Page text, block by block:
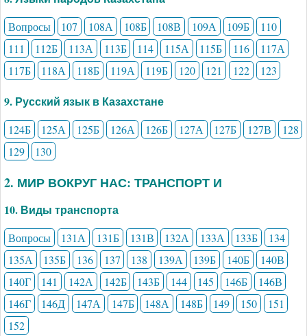
Вопросы 107 108А 108Б 108В 109А 109Б
110
111
112Б 113А 113Б 114 115А 115Б 116
117А
117Б
118А 118Б 119А 119Б 120 121 122 123
9. Русский язык в Казахстане
124Б 125А 125Б 126А 126Б 127А 127Б 127В
128
129
130
2. МИР ВОКРУГ НАС: ТРАНСПОРТ И
10. Виды транспорта
Вопросы 131А 131Б 131В 132А 133А 133Б
134
135А
135Б 136 137 138 139А 139Б 140Б
140В
140Г
141 142А 142Б 143Б 144 145 146Б
146В
146Г
146Д 147А 147Б 148А 148Б 149 150
151
152